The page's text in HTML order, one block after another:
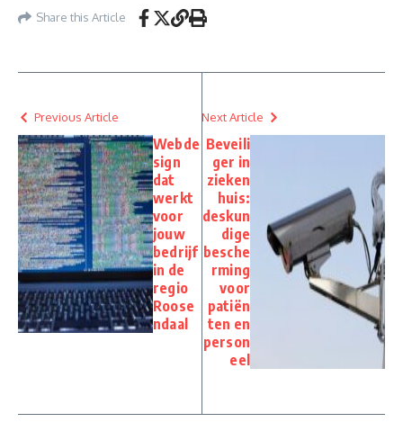
Share this Article
Previous Article
Webde
sign
dat
werkt
voor
jouw
bedrijf
in de
regio
Roose
ndaal
Next Article
Beveili
ger in
zieken
huis:
deskun
dige
besche
rming
voor
patiën
ten en
person
eel